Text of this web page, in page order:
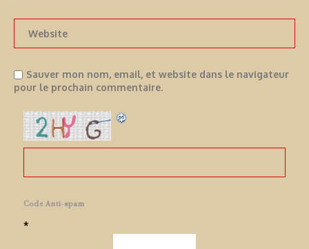
Sauver mon nom, email, et website dans le navigateur
pour le prochain commentaire.
Code Anti-spam
*